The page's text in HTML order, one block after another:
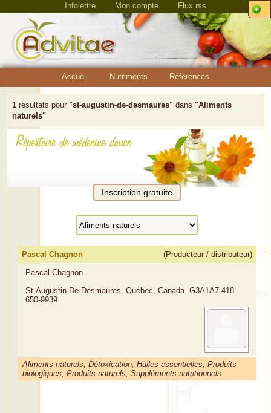
Infolettre Mon compte Flux rss
Accueil Nutriments Références
1 resultats pour "st-augustin-de-desmaures" dans "Aliments
naturels"
Pascal Chagnon
(Producteur / distributeur)
Pascal Chagnon
St-Augustin-De-Desmaures, Québec, Canada, G3A1A7 418-
650-9939
Aliments naturels, Détoxication, Huiles essentielles, Produits
biologiques, Produits naturels, Suppléments nutritionnels